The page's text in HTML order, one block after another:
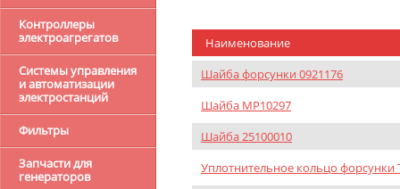
Контроллеры
электроагрегатов
Системы управления
и автоматизации
электростанций
Фильтры
Запчасти для
генераторов
Наименование
Шайба форсунки 0921176
Шайба MP10297
Шайба 25100010
Уплотнительное кольцо форсунки